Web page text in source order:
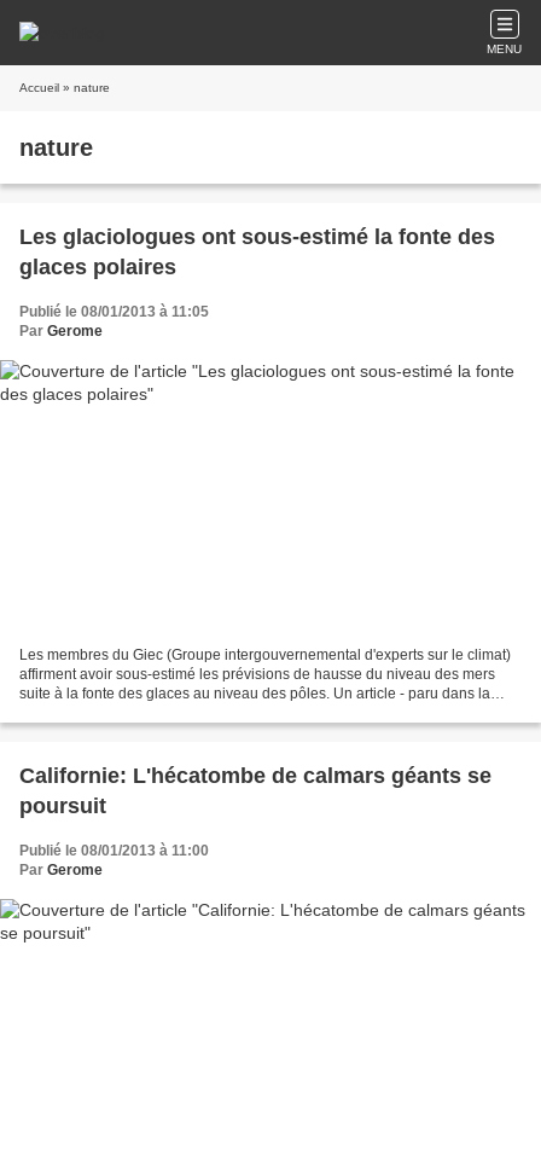
MENU
Accueil » nature
nature
Les glaciologues ont sous-estimé la fonte des
glaces polaires
Publié le 08/01/2013 à 11:05
Par Gerome
Les membres du Giec (Groupe intergouvernemental d'experts sur le climat)
affirment avoir sous-estimé les prévisions de hausse du niveau des mers
suite à la fonte des glaces au niveau des pôles. Un article - paru dans la
Californie: L'hécatombe de calmars géants se
poursuit
Publié le 08/01/2013 à 11:00
Par Gerome